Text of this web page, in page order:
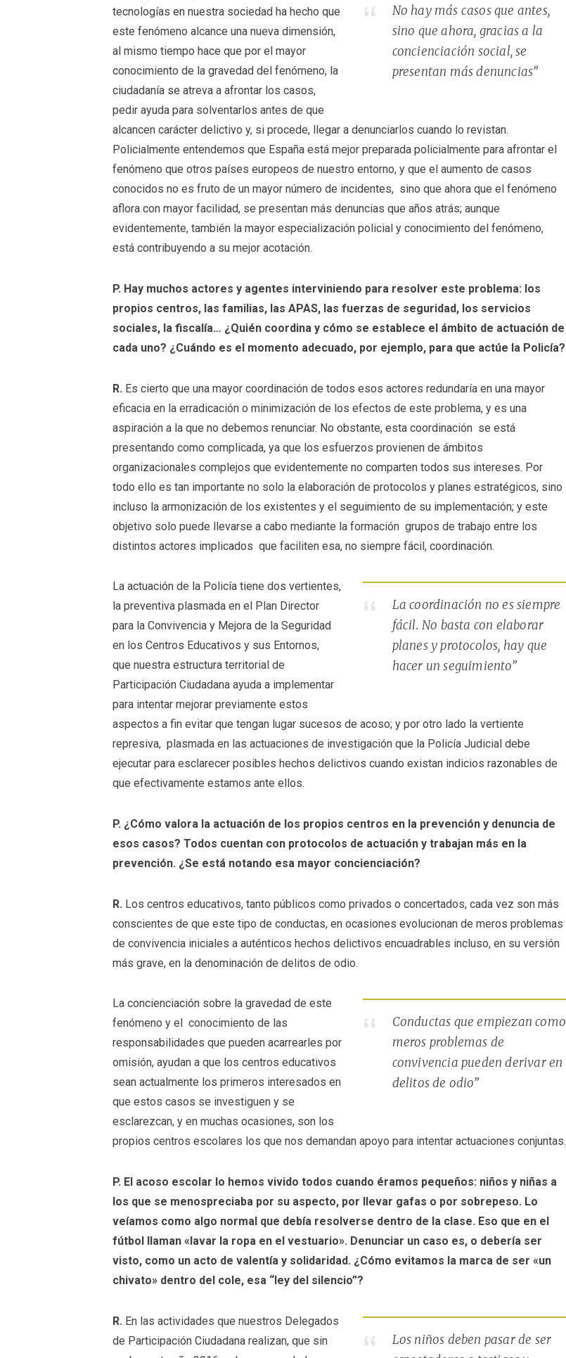
No hay más casos que antes,
sino que ahora, gracias a la
concienciación social, se
presentan más denuncias”
tecnologías en nuestra sociedad ha hecho que
este fenómeno alcance una nueva dimensión,
al mismo tiempo hace que por el mayor
conocimiento de la gravedad del fenómeno, la
ciudadanía se atreva a afrontar los casos,
pedir ayuda para solventarlos antes de que
alcancen carácter delictivo y, si procede, llegar a denunciarlos cuando lo revistan.
Policialmente entendemos que España está mejor preparada policialmente para afrontar el
fenómeno que otros países europeos de nuestro entorno, y que el aumento de casos
conocidos no es fruto de un mayor número de incidentes, sino que ahora que el fenómeno
aflora con mayor facilidad, se presentan más denuncias que años atrás; aunque
evidentemente, también la mayor especialización policial y conocimiento del fenómeno,
está contribuyendo a su mejor acotación.
P. Hay muchos actores y agentes interviniendo para resolver este problema: los
propios centros, las familias, las APAS, las fuerzas de seguridad, los servicios
sociales, la fiscalía… ¿Quién coordina y cómo se establece el ámbito de actuación de
cada uno? ¿Cuándo es el momento adecuado, por ejemplo, para que actúe la Policía?
R. Es cierto que una mayor coordinación de todos esos actores redundaría en una mayor
eficacia en la erradicación o minimización de los efectos de este problema, y es una
aspiración a la que no debemos renunciar. No obstante, esta coordinación se está
presentando como complicada, ya que los esfuerzos provienen de ámbitos
organizacionales complejos que evidentemente no comparten todos sus intereses. Por
todo ello es tan importante no solo la elaboración de protocolos y planes estratégicos, sino
incluso la armonización de los existentes y el seguimiento de su implementación; y este
objetivo solo puede llevarse a cabo mediante la formación grupos de trabajo entre los
distintos actores implicados que faciliten esa, no siempre fácil, coordinación.
La coordinación no es siempre
fácil. No basta con elaborar
planes y protocolos, hay que
hacer un seguimiento”
La actuación de la Policía tiene dos vertientes,
la preventiva plasmada en el Plan Director
para la Convivencia y Mejora de la Seguridad
en los Centros Educativos y sus Entornos,
que nuestra estructura territorial de
Participación Ciudadana ayuda a implementar
para intentar mejorar previamente estos
aspectos a fin evitar que tengan lugar sucesos de acoso; y por otro lado la vertiente
represiva, plasmada en las actuaciones de investigación que la Policía Judicial debe
ejecutar para esclarecer posibles hechos delictivos cuando existan indicios razonables de
que efectivamente estamos ante ellos.
P. ¿Cómo valora la actuación de los propios centros en la prevención y denuncia de
esos casos? Todos cuentan con protocolos de actuación y trabajan más en la
prevención. ¿Se está notando esa mayor concienciación?
R. Los centros educativos, tanto públicos como privados o concertados, cada vez son más
conscientes de que este tipo de conductas, en ocasiones evolucionan de meros problemas
de convivencia iniciales a auténticos hechos delictivos encuadrables incluso, en su versión
más grave, en la denominación de delitos de odio.
Conductas que empiezan como
meros problemas de
convivencia pueden derivar en
delitos de odio”
La concienciación sobre la gravedad de este
fenómeno y el conocimiento de las
responsabilidades que pueden acarrearles por
omisión, ayudan a que los centros educativos
sean actualmente los primeros interesados en
que estos casos se investiguen y se
esclarezcan, y en muchas ocasiones, son los
propios centros escolares los que nos demandan apoyo para intentar actuaciones conjuntas.
P. El acoso escolar lo hemos vivido todos cuando éramos pequeños: niños y niñas a
los que se menospreciaba por su aspecto, por llevar gafas o por sobrepeso. Lo
veíamos como algo normal que debía resolverse dentro de la clase. Eso que en el
fútbol llaman «lavar la ropa en el vestuario». Denunciar un caso es, o debería ser
visto, como un acto de valentía y solidaridad. ¿Cómo evitamos la marca de ser «un
chivato» dentro del cole, esa “ley del silencio”?
Los niños deben pasar de ser
R. En las actividades que nuestros Delegados
de Participación Ciudadana realizan, que sin